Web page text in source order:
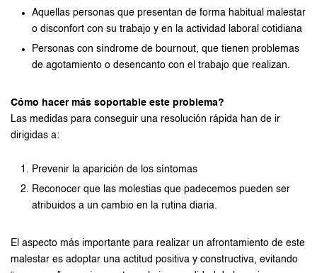
Aquellas personas que presentan de forma habitual malestar
o disconfort con su trabajo y en la actividad laboral cotidiana
Personas con síndrome de bournout, que tienen problemas
de agotamiento o desencanto con el trabajo que realizan.
Cómo hacer más soportable este problema?
Las medidas para conseguir una resolución rápida han de ir
dirigidas a:
Prevenir la aparición de los síntomas
Reconocer que las molestias que padecemos pueden ser
atribuidos a un cambio en la rutina diaria.
El aspecto más importante para realizar un afrontamiento de este
malestar es adoptar una actitud positiva y constructiva, evitando